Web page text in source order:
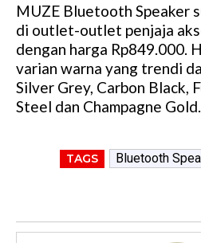
MUZE Bluetooth Speaker
di outlet-outlet penjaja
dengan harga Rp849.000.
varian warna yang trendi
Silver Grey, Carbon Black,
Steel dan Champagne Gold.
TAGS Bluetooth